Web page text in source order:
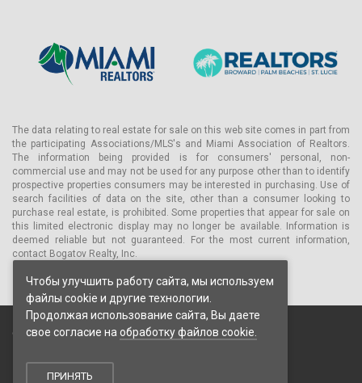
The data relating to real estate for sale on this web site comes in part from
the participating Associations/MLS's and Miami Association of Realtors.
The information being provided is for consumers' personal, non-
commercial use and may not be used for any purpose other than to identify
prospective properties consumers may be interested in purchasing. Use of
search facilities of data on the site, other than a consumer looking to
purchase real estate, is prohibited. Some properties that appear for sale on
this limited electronic display may no longer be available. Information is
deemed reliable but not guaranteed. For the most current information,
contact Bogatov Realty, Inc.
Чтобы улучшить работу сайта, мы используем
файлы cookie и другие технологии.
Продолжая использование сайта, Вы даете
свое согласие на обработку файлов cookie.
ПРИНЯТЬ
© 2026 Bogatov Realty Inc. Все права защищены.
Политика конфиденциальности